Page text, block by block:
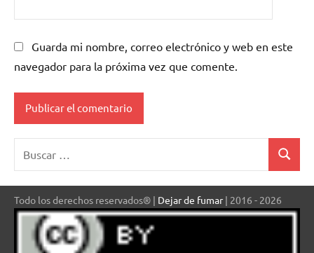
Guarda mi nombre, correo electrónico y web en este
navegador para la próxima vez que comente.
Buscar
Todo los derechos reservados® | Dejar de fumar| 2016 - 2026